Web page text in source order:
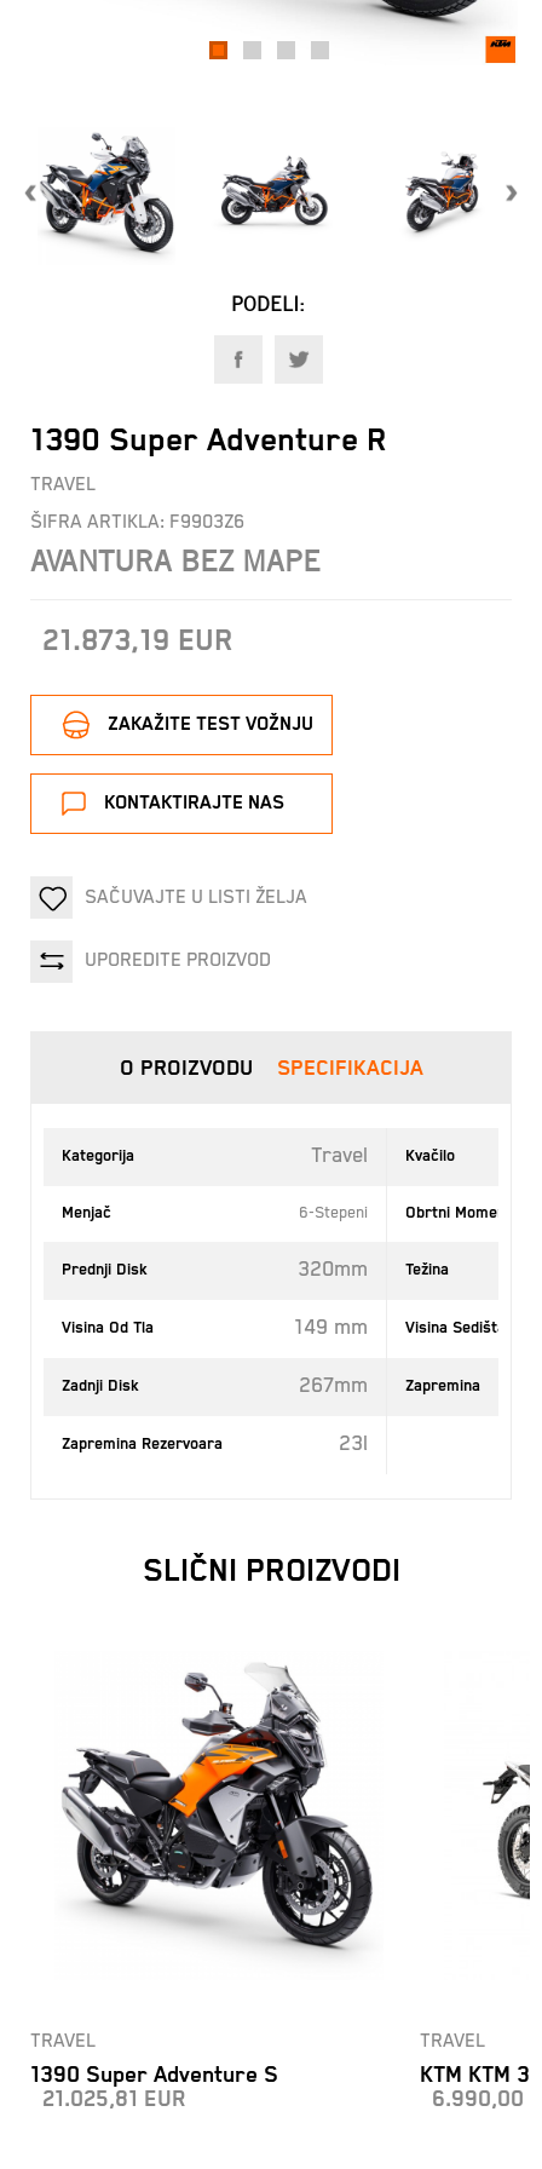
1
PODELI:
1390 Super Adventure R
TRAVEL
ŠIFRA ARTIKLA: F9903Z6
AVANTURA BEZ MAPE
21.873,19 EUR
ZAKAŽITE TEST VOŽNJU
KONTAKTIRAJTE NAS
SAČUVAJTE U LISTI ŽELJA
UPOREDITE PROIZVOD
SPECIFIKACIJA
O PROIZVODU
Kategorija Travel Kvačilo
Menjač 6-Stepeni Obrtni Momenat
Prednji Disk 320mm Težina
Visina Od Tla 149 mm Visina Sedišta
Zadnji Disk 267mm Zapremina
Zapremina Rezervoara 23l
SLIČNI PROIZVODI
TRAVEL
1390 Super Adventure S
21.025,81 EUR
TRAVEL
KTM KTM
6.990,00